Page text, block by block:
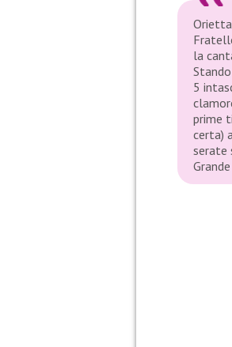
la
5
prime
certa)
serate